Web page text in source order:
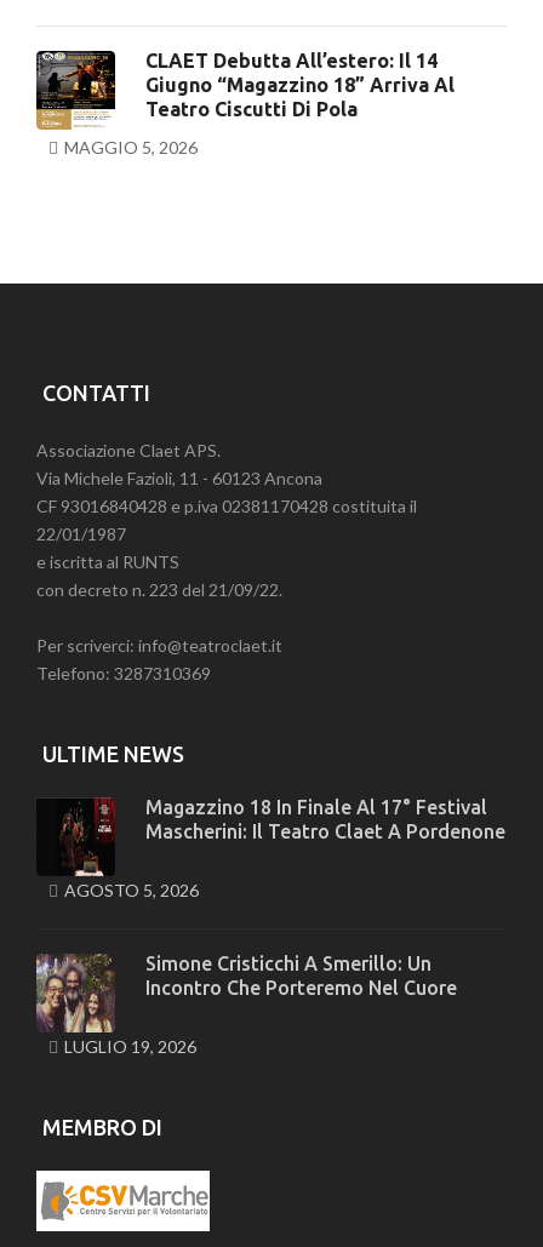
CLAET Debutta All’estero: Il 14
Giugno “Magazzino 18” Arriva Al
Teatro Ciscutti Di Pola
MAGGIO 5, 2026
CONTATTI
Associazione Claet APS.
Via Michele Fazioli, 11 - 60123 Ancona
CF 93016840428 e p.iva 02381170428 costituita il
22/01/1987
e iscritta al RUNTS
con decreto n. 223 del 21/09/22.
Per scriverci: info@teatroclaet.it
Telefono: 3287310369
ULTIME NEWS
Magazzino 18 In Finale Al 17° Festival
Mascherini: Il Teatro Claet A Pordenone
AGOSTO 5, 2026
Simone Cristicchi A Smerillo: Un
Incontro Che Porteremo Nel Cuore
LUGLIO 19, 2026
MEMBRO DI